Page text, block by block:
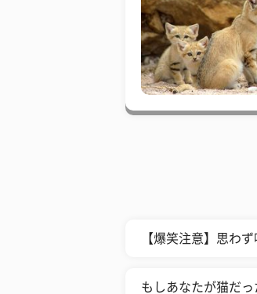
【爆笑注意】思わ
もしあなたが猫だ